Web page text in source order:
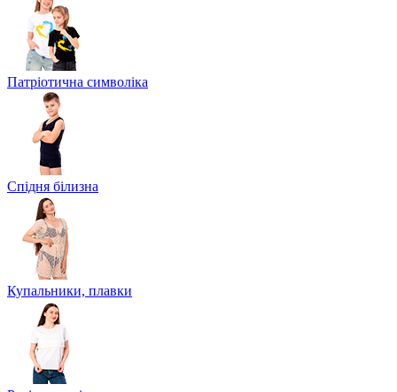
Патріотична символіка
Спідня білизна
Купальники, плавки